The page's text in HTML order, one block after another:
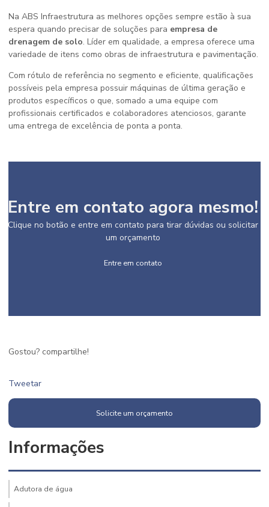
Na ABS Infraestrutura as melhores opções sempre estão à sua
espera quando precisar de soluções para empresa de
drenagem de solo. Líder em qualidade, a empresa oferece uma
variedade de itens como obras de infraestrutura e pavimentação.
Com rótulo de referência no segmento e eficiente, qualificações
possíveis pela empresa possuir máquinas de última geração e
produtos específicos o que, somado a uma equipe com
profissionais certificados e colaboradores atenciosos, garante
uma entrega de excelência de ponta a ponta.
Entre em contato agora mesmo!
Clique no botão e entre em contato para tirar dúvidas ou solicitar
um orçamento
Entre em contato
Gostou? compartilhe!
Tweetar
Solicite um orçamento
Informações
Adutora de água